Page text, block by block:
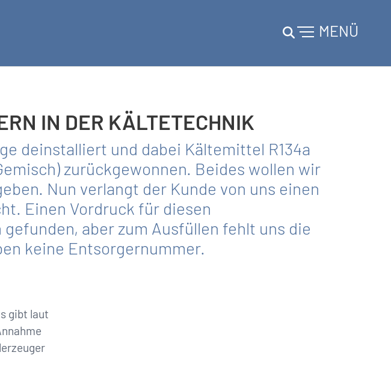
MENÜ
IN DER KÄLTETECHNIK
deinstalliert und dabei Kältemittel R134a
zurückgewonnen. Beides wollen wir
Nun verlangt der Kunde von uns einen
Einen Vordruck für diesen
aber zum Ausfüllen fehlt uns die
keine Entsorgernummer.
gibt laut